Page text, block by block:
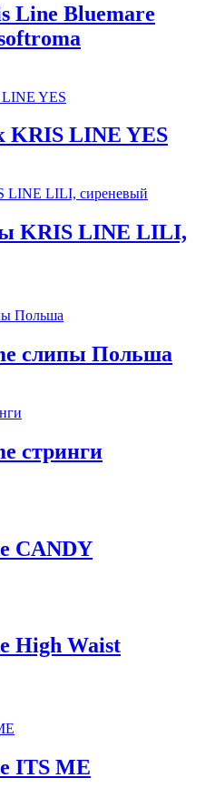
Line Bluemare
KRIS LINE YES
KRIS LINE LILI,
слипы Польша
стринги
CANDY
High Waist
ITS ME